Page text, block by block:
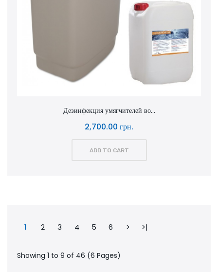
Дезинфекция умягчителей во...
2,700.00 грн.
ADD TO CART
1 2 3 4 5 6 > >|
Showing 1 to 9 of 46 (6 Pages)